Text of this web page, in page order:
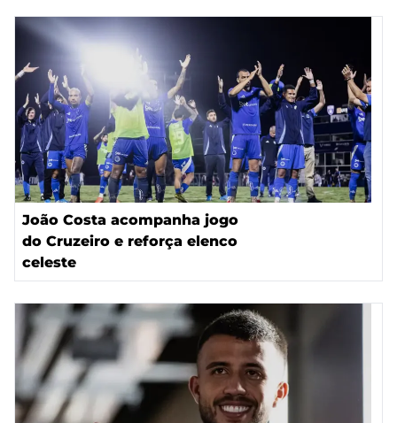
João Costa acompanha jogo
do Cruzeiro e reforça elenco
celeste